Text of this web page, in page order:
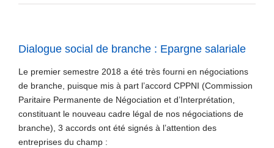
Dialogue social de branche : Epargne salariale
Le premier semestre 2018 a été très fourni en négociations
de branche, puisque mis à part l’accord CPPNI (Commission
Paritaire Permanente de Négociation et d’Interprétation,
constituant le nouveau cadre légal de nos négociations de
branche), 3 accords ont été signés à l’attention des
entreprises du champ :